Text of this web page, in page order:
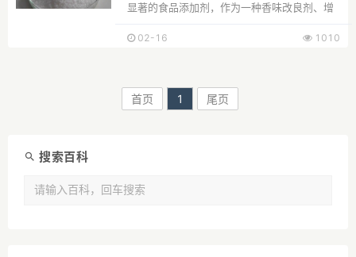
显著的食品添加剂，作为一种香味改良剂、增
02-16 1010
首页 1 尾页
搜索百科